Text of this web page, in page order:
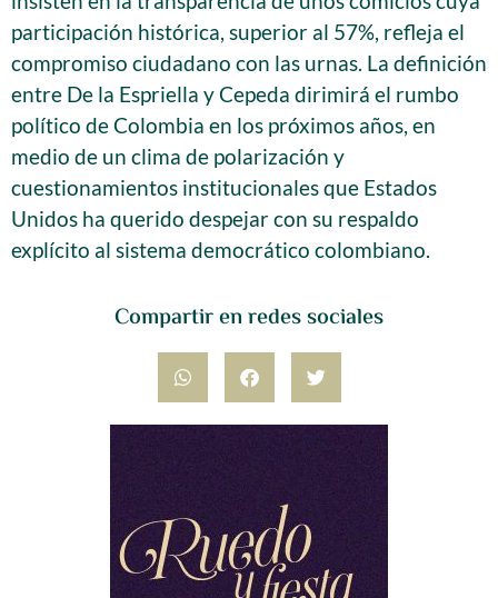
Compartir en redes sociales
participación histórica, superior al 57%, refleja el
compromiso ciudadano con las urnas. La definición
entre De la Espriella y Cepeda dirimirá el rumbo
político de Colombia en los próximos años, en
medio de un clima de polarización y
cuestionamientos institucionales que Estados
Unidos ha querido despejar con su respaldo
explícito al sistema democrático colombiano.